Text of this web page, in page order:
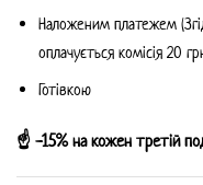
Наложеним платежем
оплачується комісія 20
Готівкою
☝️ -15% на кожен третій